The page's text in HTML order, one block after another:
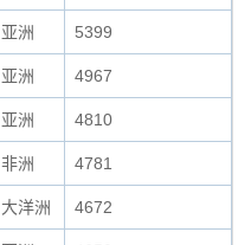
亚洲 5399
亚洲 4967
亚洲 4810
非洲 4781
大洋洲 4672